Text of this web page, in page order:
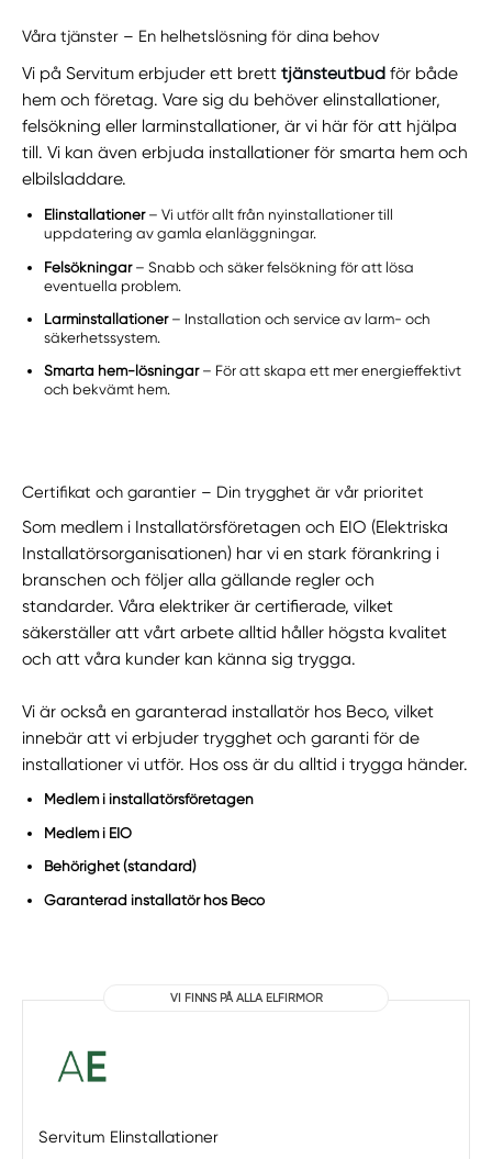
Våra tjänster – En helhetslösning för dina behov
Vi på Servitum erbjuder ett bretttjänsteutbud för både
hem och företag. Vare sig du behöver elinstallationer,
felsökning eller larminstallationer, är vi här för att hjälpa
till. Vi kan även erbjuda installationer för smarta hem och
elbilsladdare.
Elinstallationer– Vi utför allt från nyinstallationer till
uppdatering av gamla elanläggningar.
Felsökningar– Snabb och säker felsökning för att lösa
eventuella problem.
Larminstallationer– Installation och service av larm- och
säkerhetssystem.
Smarta hem-lösningar– För att skapa ett mer energieffektivt
och bekvämt hem.
Certifikat och garantier – Din trygghet är vår prioritet
Som medlem i Installatörsföretagen och EIO (Elektriska
Installatörsorganisationen) har vi en stark förankring i
branschen och följer alla gällande regler och
standarder. Våra elektriker är certifierade, vilket
säkerställer att vårt arbete alltid håller högsta kvalitet
och att våra kunder kan känna sig trygga.
Vi är också en garanterad installatör hos Beco, vilket
innebär att vi erbjuder trygghet och garanti för de
installationer vi utför. Hos oss är du alltid i trygga händer.
Medlem i installatörsföretagen
Medlem i EIO
Behörighet (standard)
Garanterad installatör hos Beco
VI FINNS PÅ ALLA ELFIRMOR
Servitum Elinstallationer